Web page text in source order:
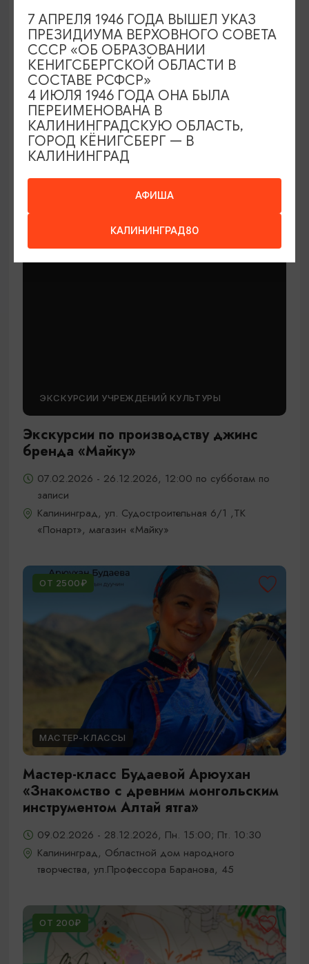
МАСТЕР-КЛАССЫ
Мастер-классы по керамике Елены
Бодяковой
Калининград, ул. Баранова, 45
ЭКСКУРСИИ УЧРЕЖДЕНИЙ КУЛЬТУРЫ
Экскурсии по производству джинс
бренда «Майку»
07.02.2026 - 26.12.2026, 12:00 по субботам по
записи
Калининград, ул. Судостроительная 6/1 ,ТК
«Понарт», магазин «Майку»
ОТ 2500₽
МАСТЕР-КЛАССЫ
Мастер-класс Будаевой Арюухан
«Знакомство с древним монгольским
инструментом Алтай ятга»
09.02.2026 - 28.12.2026, Пн. 15:00; Пт. 10:30
Калининград, Областной дом народного
творчества, ул.Профессора Баранова, 45
ОТ 200₽
АФИША
КАЛИНИНГРАД80
7 АПРЕЛЯ 1946 ГОДА ВЫШЕЛ УКАЗ
ПРЕЗИДИУМА ВЕРХОВНОГО СОВЕТА
СССР «ОБ ОБРАЗОВАНИИ
КЕНИГСБЕРГСКОЙ ОБЛАСТИ В
СОСТАВЕ РСФСР»
4 ИЮЛЯ 1946 ГОДА ОНА БЫЛА
ПЕРЕИМЕНОВАНА В
КАЛИНИНГРАДСКУЮ ОБЛАСТЬ,
ГОРОД КЁНИГСБЕРГ — В
КАЛИНИНГРАД